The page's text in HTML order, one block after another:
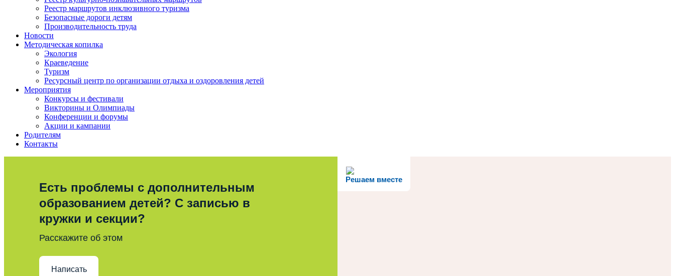
Реестр маршрутов инклюзивного туризма
Безопасные дороги детям
Производительность труда
Новости
Методическая копилка
Экология
Краеведение
Туризм
Ресурсный центр по организации отдыха и оздоровления детей
Мероприятия
Конкурсы и фестивали
Викторины и Олимпиады
Конференции и форумы
Акции и кампании
Родителям
Контакты
Решаем вместе
Есть проблемы с дополнительным
образованием детей? С записью в
кружки и секции?
Расскажите об этом
Написать